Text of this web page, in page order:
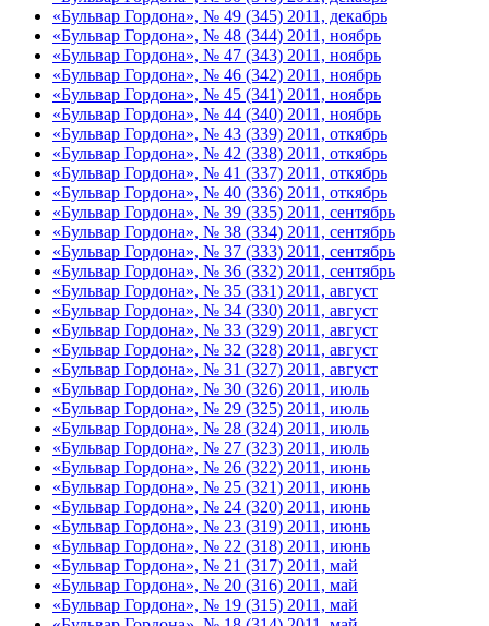
«Бульвар Гордона», № 49 (345) 2011, декабрь
«Бульвар Гордона», № 48 (344) 2011, ноябрь
«Бульвар Гордона», № 47 (343) 2011, ноябрь
«Бульвар Гордона», № 46 (342) 2011, ноябрь
«Бульвар Гордона», № 45 (341) 2011, ноябрь
«Бульвар Гордона», № 44 (340) 2011, ноябрь
«Бульвар Гордона», № 43 (339) 2011, откябрь
«Бульвар Гордона», № 42 (338) 2011, откябрь
«Бульвар Гордона», № 41 (337) 2011, откябрь
«Бульвар Гордона», № 40 (336) 2011, откябрь
«Бульвар Гордона», № 39 (335) 2011, сентябрь
«Бульвар Гордона», № 38 (334) 2011, сентябрь
«Бульвар Гордона», № 37 (333) 2011, сентябрь
«Бульвар Гордона», № 36 (332) 2011, сентябрь
«Бульвар Гордона», № 35 (331) 2011, август
«Бульвар Гордона», № 34 (330) 2011, август
«Бульвар Гордона», № 33 (329) 2011, август
«Бульвар Гордона», № 32 (328) 2011, август
«Бульвар Гордона», № 31 (327) 2011, август
«Бульвар Гордона», № 30 (326) 2011, июль
«Бульвар Гордона», № 29 (325) 2011, июль
«Бульвар Гордона», № 28 (324) 2011, июль
«Бульвар Гордона», № 27 (323) 2011, июль
«Бульвар Гордона», № 26 (322) 2011, июнь
«Бульвар Гордона», № 25 (321) 2011, июнь
«Бульвар Гордона», № 24 (320) 2011, июнь
«Бульвар Гордона», № 23 (319) 2011, июнь
«Бульвар Гордона», № 22 (318) 2011, июнь
«Бульвар Гордона», № 21 (317) 2011, май
«Бульвар Гордона», № 20 (316) 2011, май
«Бульвар Гордона», № 19 (315) 2011, май